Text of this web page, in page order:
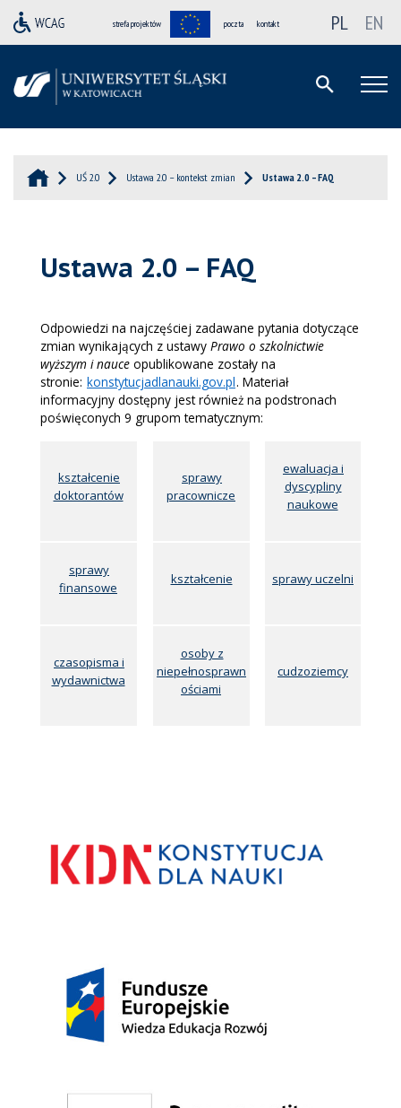
strefa projektów poczta kontakt PL EN
UŚ 2.0 Ustawa 2.0 – kontekst zmian Ustawa 2.0 – FAQ
Ustawa 2.0 – FAQ
Odpowiedzi na najczęściej zadawane pytania dotyczące
zmian wynikających z ustawy Prawo o szkolnictwie
wyższym i nauce opublikowane zostały na
stronie: konstytucjadlanauki.gov.pl. Materiał
informacyjny dostępny jest również na podstronach
poświęconych 9 grupom tematycznym:
kształcenie
doktorantów
sprawy
pracownicze
ewaluacja i
dyscypliny
naukowe
sprawy
finansowe
kształcenie sprawy uczelni
czasopisma i
wydawnictwa
osoby z
niepełnosprawn
ościami
cudzoziemcy